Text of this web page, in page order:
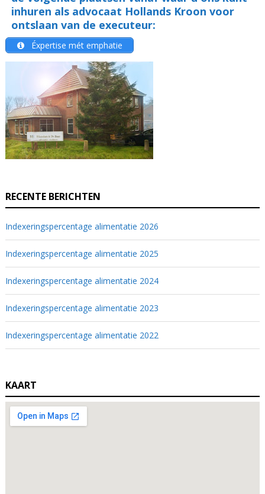
inhuren als advocaat Hollands Kroon voor
ontslaan van de executeur:
Éxpertise mét emphatie
RECENTE BERICHTEN
Indexeringspercentage alimentatie 2026
Indexeringspercentage alimentatie 2025
Indexeringspercentage alimentatie 2024
Indexeringspercentage alimentatie 2023
Indexeringspercentage alimentatie 2022
KAART